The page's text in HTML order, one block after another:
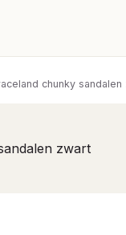
chunky sandalen